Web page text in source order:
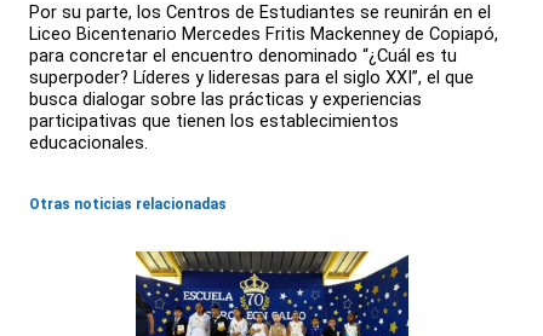
Por su parte, los Centros de Estudiantes se reunirán en el
Liceo Bicentenario Mercedes Fritis Mackenney de Copiapó,
para concretar el encuentro denominado “¿Cuál es tu
superpoder? Líderes y lideresas para el siglo XXI”, el que
busca dialogar sobre las prácticas y experiencias
participativas que tienen los establecimientos
educacionales.
Otras noticias relacionadas